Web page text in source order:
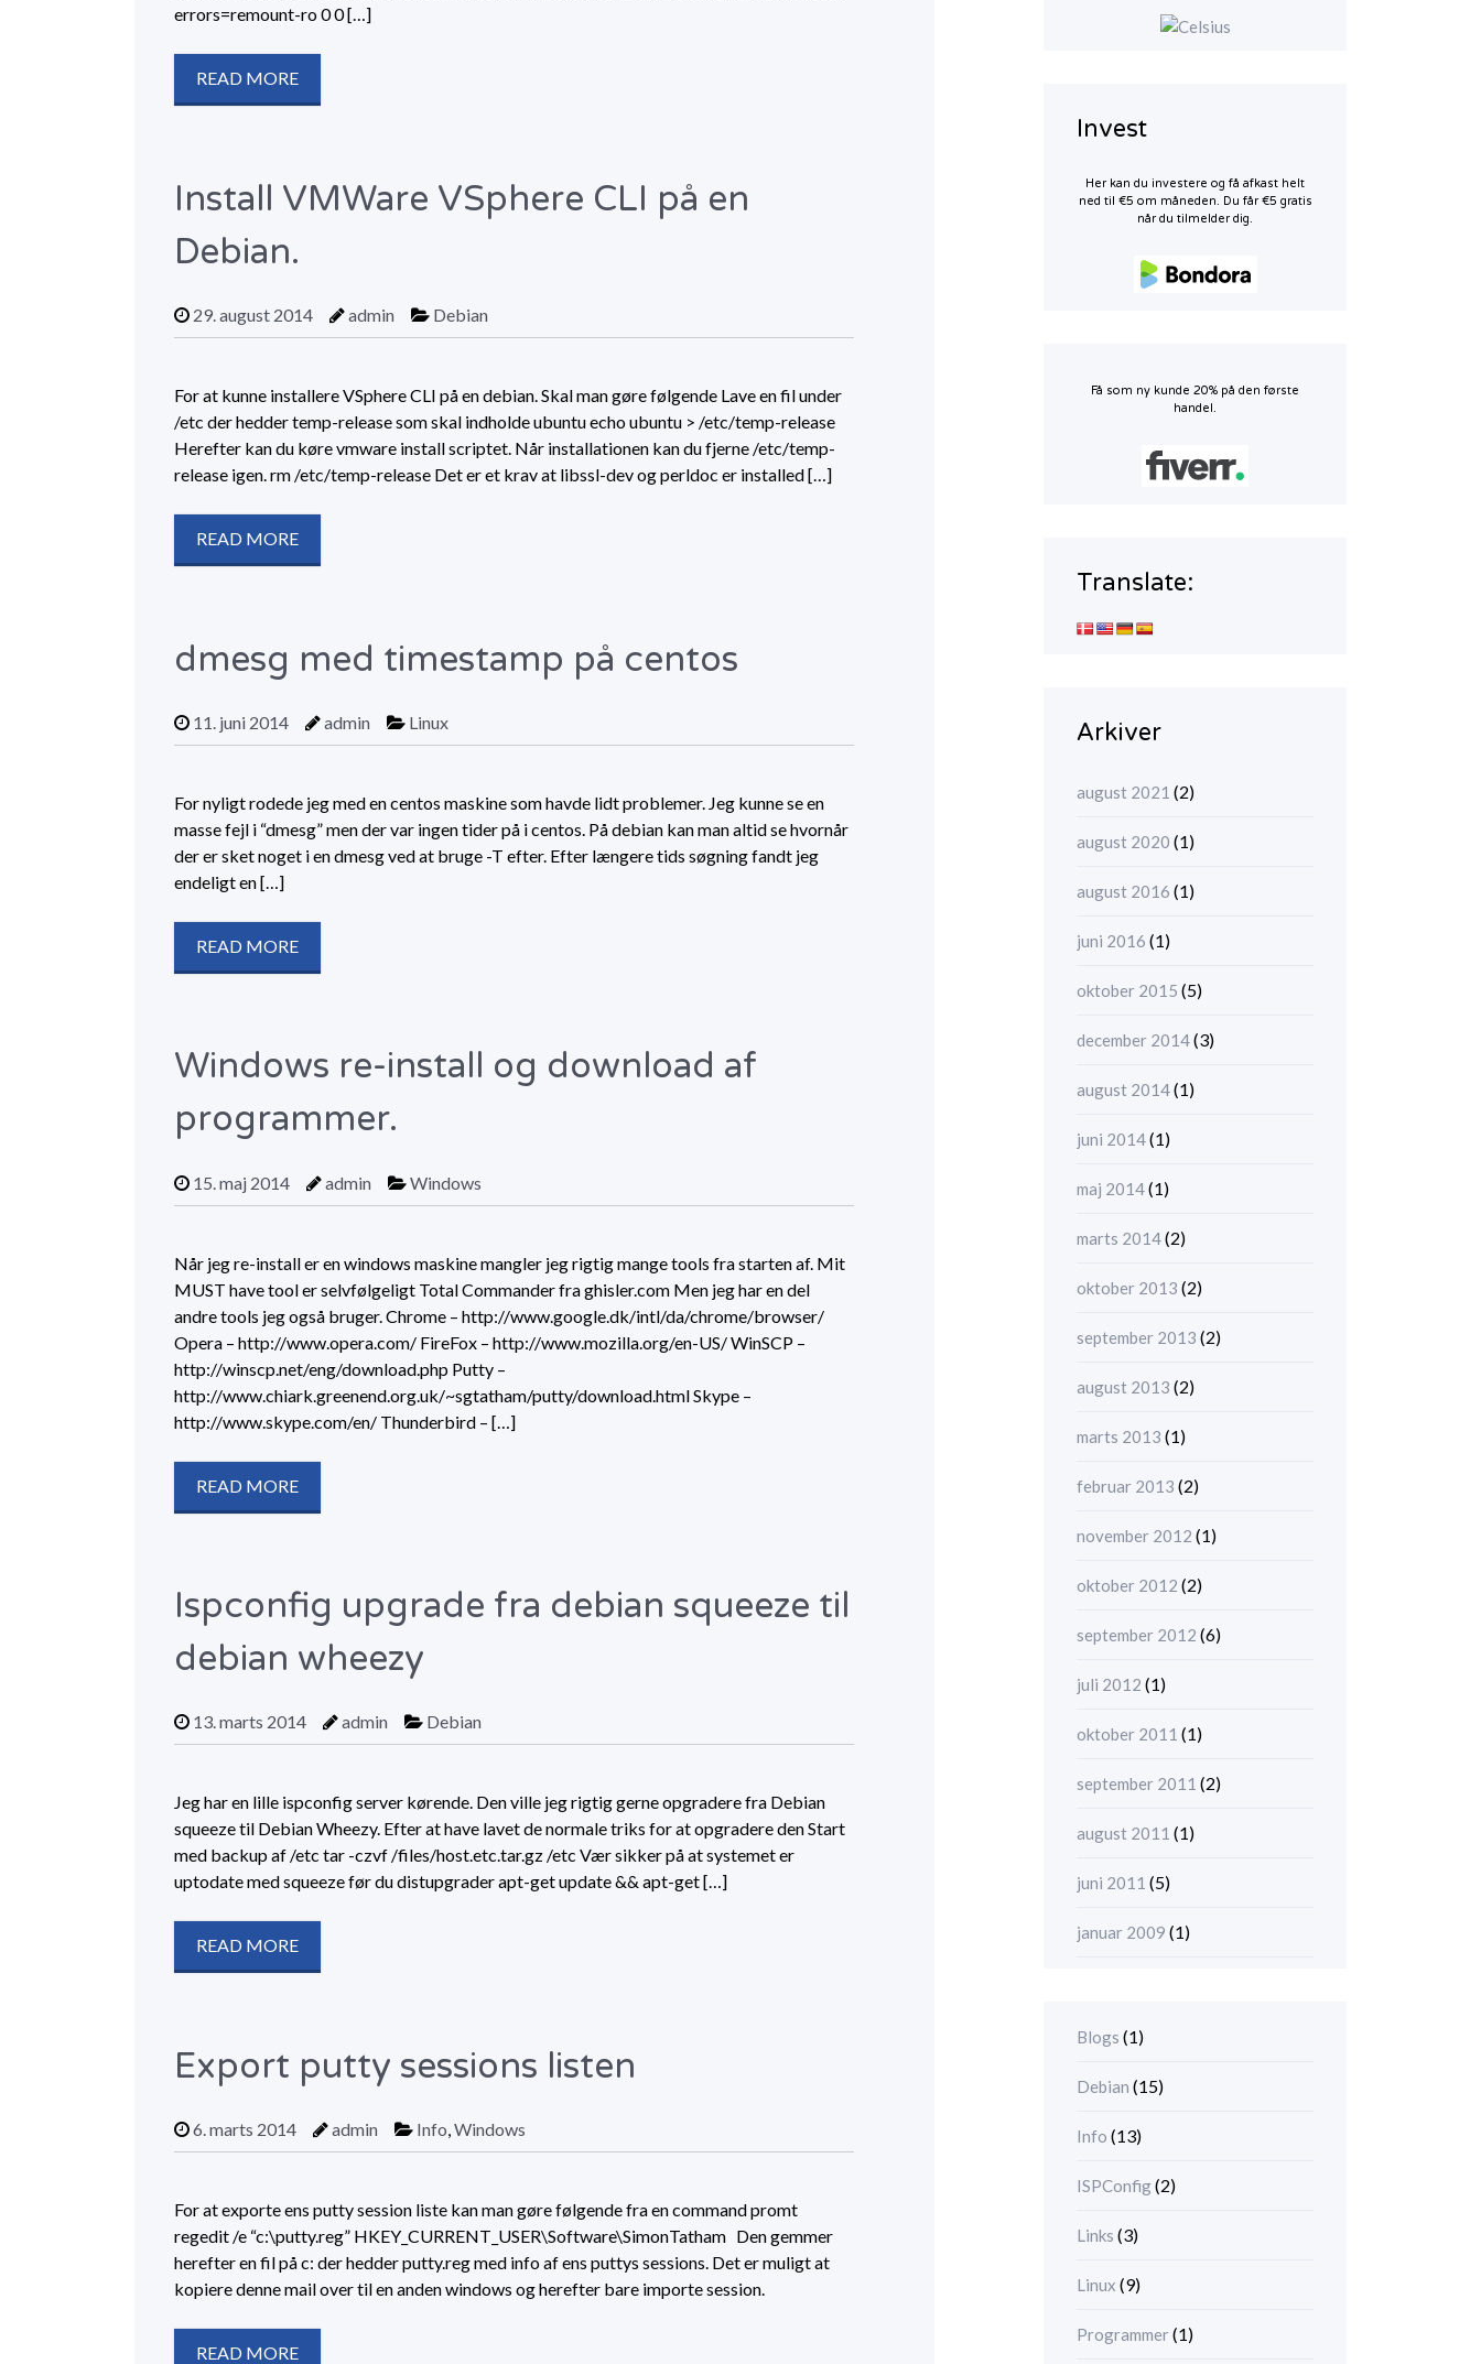
errors=remount-ro 0 0 […]
READ MORE
Install VMWare VSphere CLI på en
Debian.
29. august 2014 admin Debian
For at kunne installere VSphere CLI på en debian. Skal man gøre følgende Lave en fil under
/etc der hedder temp-release som skal indholde ubuntu echo ubuntu > /etc/temp-release
Herefter kan du køre vmware install scriptet. Når installationen kan du fjerne /etc/temp-
release igen. rm /etc/temp-release Det er et krav at libssl-dev og perldoc er installed […]
READ MORE
dmesg med timestamp på centos
11. juni 2014 admin Linux
For nyligt rodede jeg med en centos maskine som havde lidt problemer. Jeg kunne se en
masse fejl i “dmesg” men der var ingen tider på i centos. På debian kan man altid se hvornår
der er sket noget i en dmesg ved at bruge -T efter. Efter længere tids søgning fandt jeg
endeligt en […]
READ MORE
Windows re-install og download af
programmer.
15. maj 2014 admin Windows
Når jeg re-install er en windows maskine mangler jeg rigtig mange tools fra starten af. Mit
MUST have tool er selvfølgeligt Total Commander fra ghisler.com Men jeg har en del
andre tools jeg også bruger. Chrome – http://www.google.dk/intl/da/chrome/browser/
Opera – http://www.opera.com/ FireFox – http://www.mozilla.org/en-US/ WinSCP –
http://winscp.net/eng/download.php Putty –
http://www.chiark.greenend.org.uk/~sgtatham/putty/download.html Skype –
http://www.skype.com/en/ Thunderbird – […]
READ MORE
Ispconfig upgrade fra debian squeeze til
debian wheezy
13. marts 2014 admin Debian
Jeg har en lille ispconfig server kørende. Den ville jeg rigtig gerne opgradere fra Debian
squeeze til Debian Wheezy. Efter at have lavet de normale triks for at opgradere den Start
med backup af /etc tar -czvf /files/host.etc.tar.gz /etc Vær sikker på at systemet er
uptodate med squeeze før du distupgrader apt-get update && apt-get […]
READ MORE
Export putty sessions listen
6. marts 2014 admin Info,Windows
For at exporte ens putty session liste kan man gøre følgende fra en command promt
regedit /e “c:\putty.reg” HKEY_CURRENT_USER\Software\SimonTatham Den gemmer
herefter en fil på c: der hedder putty.reg med info af ens puttys sessions. Det er muligt at
kopiere denne mail over til en anden windows og herefter bare importe session.
READ MORE
Invest
Her kan du investere og få afkast helt
ned til €5 om måneden. Du får €5 gratis
når du tilmelder dig.
Få som ny kunde 20% på den første
handel.
Translate:
Arkiver
august 2021 (2)
august 2020 (1)
august 2016 (1)
juni 2016 (1)
oktober 2015 (5)
december 2014(3)
august 2014(1)
juni 2014(1)
maj 2014(1)
marts 2014(2)
oktober 2013 (2)
september 2013 (2)
august 2013 (2)
marts 2013 (1)
februar 2013 (2)
november 2012 (1)
oktober 2012 (2)
september 2012 (6)
juli 2012 (1)
oktober 2011 (1)
september 2011 (2)
august 2011 (1)
juni 2011 (5)
januar 2009 (1)
Blogs (1)
Debian (15)
Info (13)
ISPConfig(2)
Links (3)
Linux (9)
Programmer(1)